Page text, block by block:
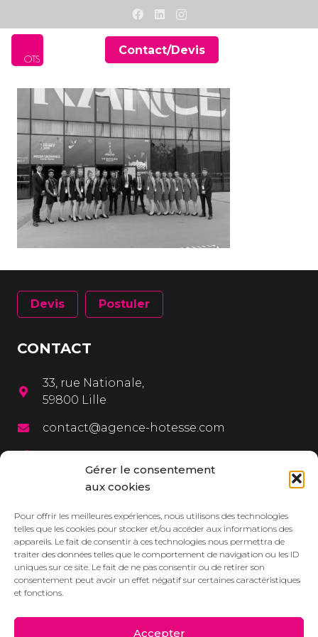
Gérer le consentement
aux cookies
Pour offrir les meilleures expériences, nous utilisons des technologies
telles que les cookies pour stocker et/ou accéder aux informations des
appareils. Le fait de consentir à ces technologies nous permettra de
traiter des données telles que le comportement de navigation ou les ID
uniques sur ce site. Le fait de ne pas consentir ou de retirer son
consentement peut avoir un effet négatif sur certaines caractéristiques
et fonctions.
Accepter
Contact/Devis
Devis Postuler
CONTACT
33, rue Nationale,
59800 Lille
contact@agence-hotesse.com
03 20 12 72 65
06 67 92 99 72
MENU
L’agence
Services
Dressbook
Réalisations